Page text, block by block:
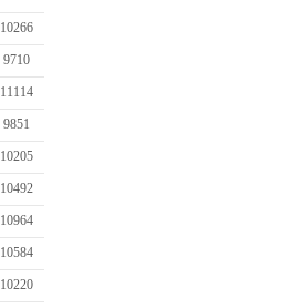
10266
9710
11114
9851
10205
10492
10964
10584
10220